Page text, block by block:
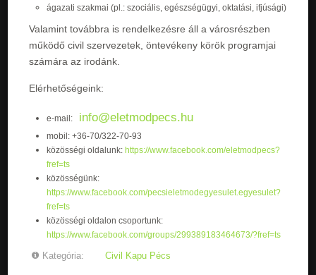
ágazati szakmai (pl.: szociális, egészségügyi, oktatási, ifjúsági)
Valamint továbbra is rendelkezésre áll a városrészben
működő civil szervezetek, öntevékeny körök programjai
számára az irodánk.
Elérhetőségeink:
e-mail: info@eletmodpecs.hu
mobil: +36-70/322-70-93
közösségi oldalunk: https://www.facebook.com/eletmodpecs?
fref=ts
közösségünk:
https://www.facebook.com/pecsieletmodegyesulet.egyesulet?
fref=ts
közösségi oldalon csoportunk:
https://www.facebook.com/groups/299389183464673/?fref=ts
Kategória: Civil Kapu Pécs